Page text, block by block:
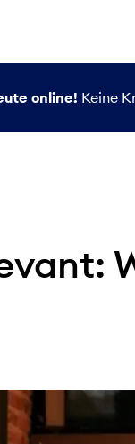
online! Keine